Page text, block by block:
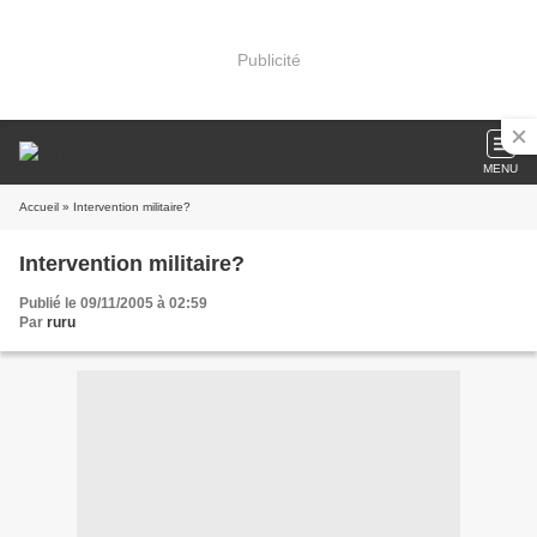
Publicité
MENU
Accueil » Intervention militaire?
Intervention militaire?
Publié le 09/11/2005 à 02:59
Par ruru